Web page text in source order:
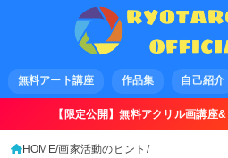
無料アート講座 作品集 自己紹介
【限定公開】無料アクリル画講座
HOME 画家活動のヒント